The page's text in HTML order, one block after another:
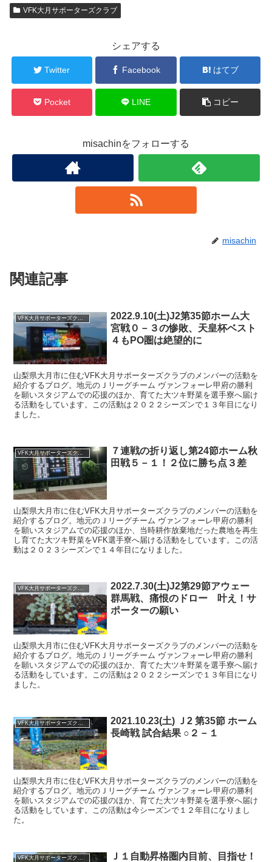
VFK大月サポーターズクラブ
シェアする
Twitter Facebook はてブ
Pocket LINE コピー
misachinをフォローする
misachin
関連記事
2022.9.10(土)J2第35節ホーム大
宮戦０－３の惨敗、天皇杯ベスト
４もPO圏は絶望的に
山梨県大月市に住むVFK大月サポーターズクラブのメンバーの活動を
紹介するブログ。地元のＪリーグチーム ヴァンフォーレ甲府の勝利
を願いスタジアムでの応援のほか、育てた大ツキ野菜を選手寮へ届け
る活動をしています。この活動は２０２２シーズンで１３年目になり
ました。
VFK大月サポーターズクラブ
７連戦の折り返し第24節ホーム秋
田戦５－１！２位に勝ち点３差
山梨県大月市に住むVFK大月サポーターズクラブのメンバーの活動を
紹介するブログ。地元のＪリーグチーム ヴァンフォーレ甲府の勝利
を願いスタジアムでの応援のほか、当時耕作放棄地だった農地を再生
し育てた大ツキ野菜をVFK選手寮へ届ける活動をしています。この活
動は２０２３シーズンで１４年目になりました。
2022.7.30(土)J2第29節アウェー
群馬戦、痛恨のドロー 叶え！サ
ポーターの願い
山梨県大月市に住むVFK大月サポーターズクラブのメンバーの活動を
紹介するブログ。地元のＪリーグチーム ヴァンフォーレ甲府の勝利
を願いスタジアムでの応援のほか、育てた大ツキ野菜を選手寮へ届け
る活動をしています。この活動は２０２２シーズンで１３年目になり
ました。
VFK大月サポーターズクラブ
2021.10.23(土) Ｊ2 第35節 ホーム
長崎戦 試合結果 ○２－１
山梨県大月市に住むVFK大月サポーターズクラブのメンバーの活動を
紹介するブログ。地元のＪリーグチーム ヴァンフォーレ甲府の勝利
を願いスタジアムでの応援のほか、育てた大ツキ野菜を選手寮へ届け
る活動をしています。この活動は今シーズンで１２年目になりまし
た。
VFK大月サポーターズクラブ
Ｊ１自動昇格圏内目前、目指せ！